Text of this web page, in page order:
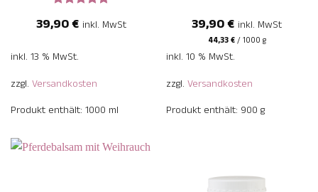
mit5von
39,90€ inkl. MwSt
inkl. 13 % MwSt.
zzgl. Versandkosten
Produkt enthält: 1000 ml
39,90€ inkl. MwSt
44,33€/1000 g
inkl. 10 % MwSt.
zzgl. Versandkosten
Produkt enthält: 900 g